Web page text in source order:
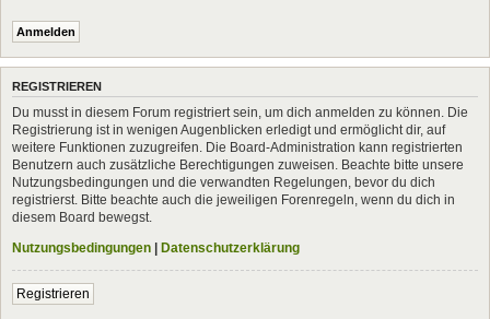
REGISTRIEREN
Du musst in diesem Forum registriert sein, um dich anmelden zu können. Die
Registrierung ist in wenigen Augenblicken erledigt und ermöglicht dir, auf
weitere Funktionen zuzugreifen. Die Board-Administration kann registrierten
Benutzern auch zusätzliche Berechtigungen zuweisen. Beachte bitte unsere
Nutzungsbedingungen und die verwandten Regelungen, bevor du dich
registrierst. Bitte beachte auch die jeweiligen Forenregeln, wenn du dich in
diesem Board bewegst.
Nutzungsbedingungen | Datenschutzerklärung
Registrieren